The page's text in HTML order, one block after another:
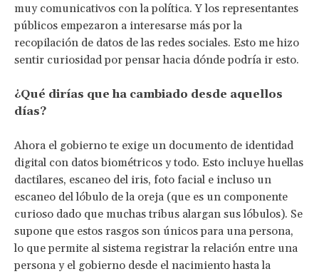
muy comunicativos con la política. Y los representantes
públicos empezaron a interesarse más por la
recopilación de datos de las redes sociales. Esto me hizo
sentir curiosidad por pensar hacia dónde podría ir esto.
¿Qué dirías que ha cambiado desde aquellos
días?
Ahora el gobierno te exige un documento de identidad
digital con datos biométricos y todo. Esto incluye huellas
dactilares, escaneo del iris, foto facial e incluso un
escaneo del lóbulo de la oreja (que es un componente
curioso dado que muchas tribus alargan sus lóbulos). Se
supone que estos rasgos son únicos para una persona,
lo que permite al sistema registrar la relación entre una
persona y el gobierno desde el nacimiento hasta la